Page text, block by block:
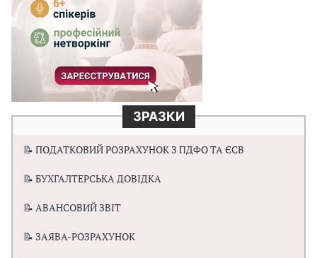
ЗРАЗКИ
📝 ПОДАТКОВИЙ РОЗРАХУНОК З ПДФО ТА ЄСВ
📝 БУХГАЛТЕРСЬКА ДОВІДКА
📝 АВАНСОВИЙ ЗВІТ
📝 ЗАЯВА-РОЗРАХУНОК